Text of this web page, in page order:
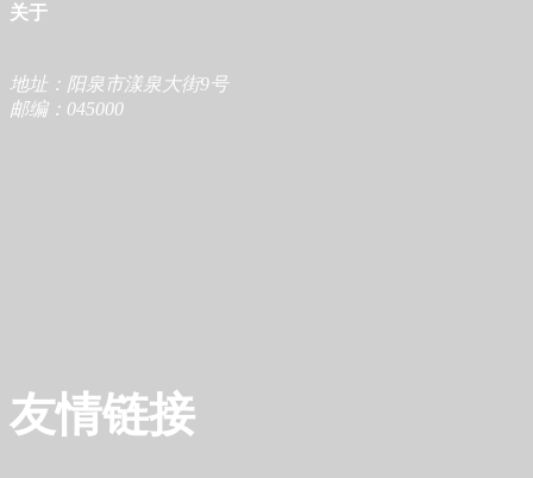
关于
地址：阳泉市漾泉大街9号
邮编：045000
友情链接